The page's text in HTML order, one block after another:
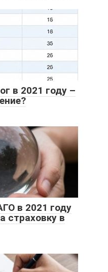
в 2021 году –
в 2021 году
страховку в